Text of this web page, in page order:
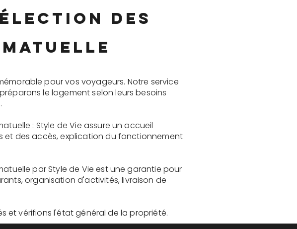
des
pour vos voyageurs. Notre service
le logement selon leurs besoins
: Style de Vie assure un accueil
et des accès, explication du fonctionnement
par Style de Vie est une garantie pour
organisation d'activités, livraison de
et vérifions l'état général de la propriété.